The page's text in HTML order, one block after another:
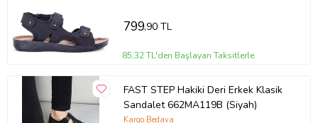
799,90 TL
85,32 TL'den Başlayan Taksitlerle
FAST STEP Hakiki Deri Erkek Klasik
Sandalet 662MA119B (Siyah)
Kargo Bedava